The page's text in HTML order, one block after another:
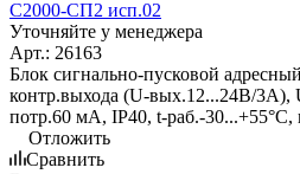
С2000-СП2 исп.02
Уточняйте у менеджера
Арт.: 26163
Блок сигнально-пусковой
контр.выхода (U-вых.12...24В/3А),
потр.60 мА, IP40, t-раб.-30...+55°С,
Отложить
Сравнить